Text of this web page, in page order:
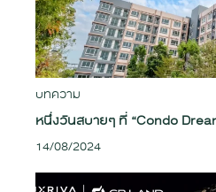
บทความ
หนึ่งวันสบายๆ ที่ “Condo
14/08/2024